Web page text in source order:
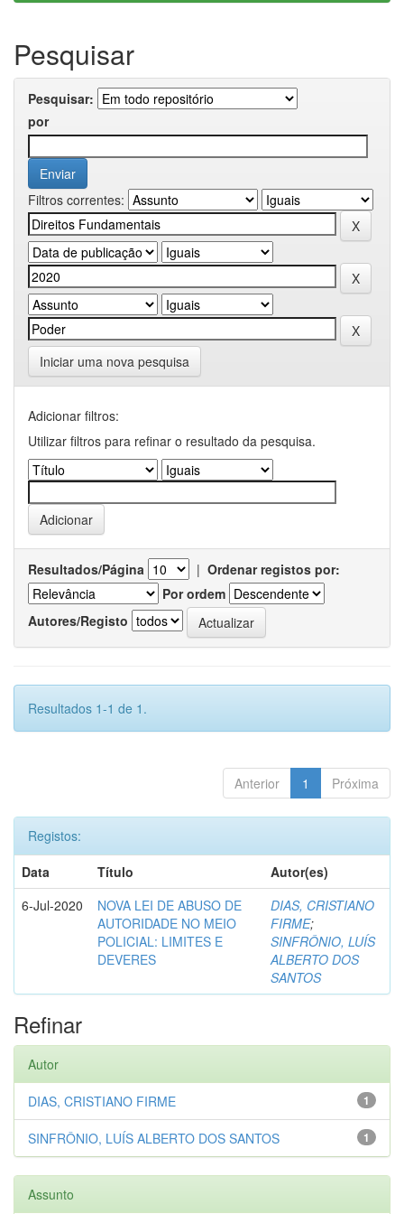
Pesquisar
Pesquisar:
por
Filtros correntes:
Iniciar uma nova pesquisa
Adicionar filtros:
Utilizar filtros para refinar o resultado da pesquisa.
Resultados/Página | Ordenar registos por:
Por ordem
Autores/Registo
Resultados 1-1 de 1.
Anterior 1 Próxima
Registos:
Data
Título
Autor(es)
6-Jul-2020
NOVA LEI DE ABUSO DE
AUTORIDADE NO MEIO
POLICIAL: LIMITES E
DEVERES
DIAS, CRISTIANO
FIRME;
SINFRÔNIO, LUÍS
ALBERTO DOS
SANTOS
Refinar
Autor
1
DIAS, CRISTIANO FIRME
1
SINFRÔNIO, LUÍS ALBERTO DOS SANTOS
Assunto